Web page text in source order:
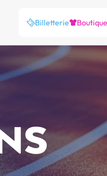
Billetterie Boutique